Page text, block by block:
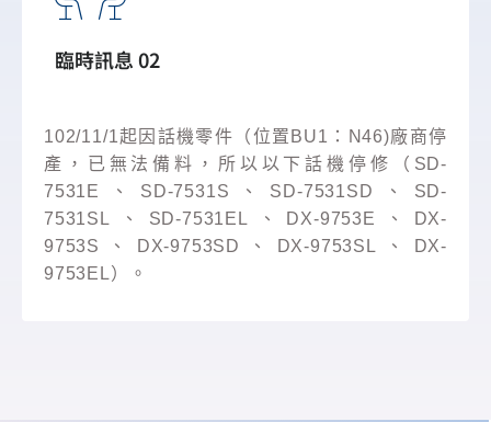
臨時訊息 02
102/11/1起因話機零件（位置BU1：N46)廠商停
產，已無法備料，所以以下話機停修（SD-
7531E、SD-7531S、SD-7531SD、SD-
7531SL、SD-7531EL、DX-9753E、DX-
9753S、DX-9753SD、DX-9753SL、DX-
9753EL）。